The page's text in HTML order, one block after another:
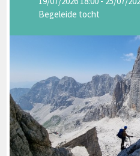
Begeleide tocht